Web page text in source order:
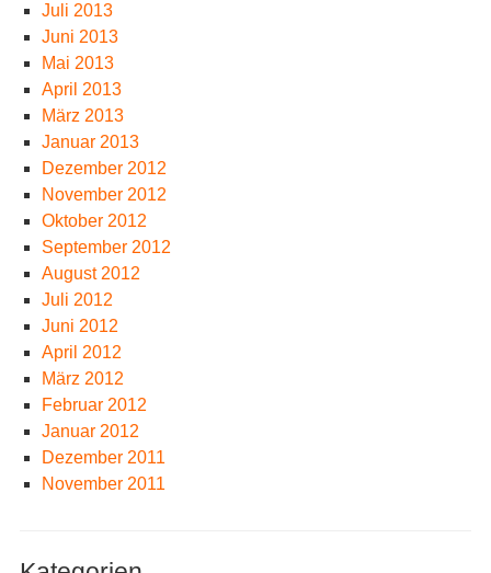
Juli 2013
Juni 2013
Mai 2013
April 2013
März 2013
Januar 2013
Dezember 2012
November 2012
Oktober 2012
September 2012
August 2012
Juli 2012
Juni 2012
April 2012
März 2012
Februar 2012
Januar 2012
Dezember 2011
November 2011